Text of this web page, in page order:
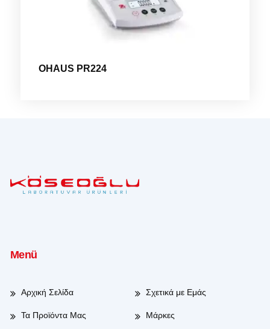
OHAUS PR224
Menü
Αρχική Σελίδα Σχετικά με Εμάς
Τα Προϊόντα Μας Μάρκες